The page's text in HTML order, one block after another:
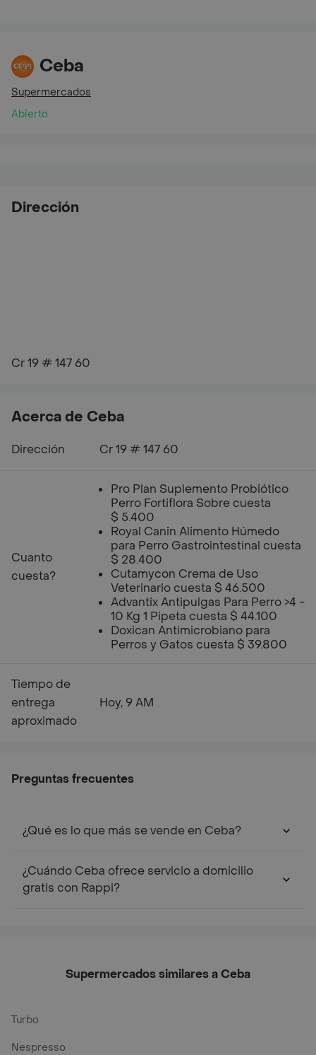
Ceba
Supermercados
Abierto
Dirección
Cr 19 # 147 60
Acerca de Ceba
Dirección Cr 19 # 147 60
Cuanto
cuesta?
Pro Plan Suplemento Probiótico
Perro Fortiflora Sobre cuesta
$ 5.400
Royal Canin Alimento Húmedo
para Perro Gastrointestinal cuesta
$ 28.400
Cutamycon Crema de Uso
Veterinario cuesta $ 46.500
Advantix Antipulgas Para Perro >4 -
10 Kg 1 Pipeta cuesta $ 44.100
Doxican Antimicrobiano para
Perros y Gatos cuesta $ 39.800
Tiempo de
entrega
aproximado
Hoy, 9 AM
Preguntas frecuentes
¿Qué es lo que más se vende en Ceba?
¿Cuándo Ceba ofrece servicio a domicilio
gratis con Rappi?
Supermercados similares a Ceba
Turbo
Nespresso